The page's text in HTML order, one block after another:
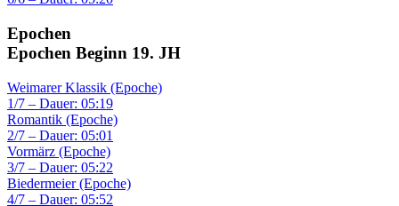
Epochen
Epochen Beginn 19. JH
Weimarer Klassik (Epoche)
1/7 – Dauer: 05:19
Romantik (Epoche)
2/7 – Dauer: 05:01
Vormärz (Epoche)
3/7 – Dauer: 05:22
Biedermeier (Epoche)
4/7 – Dauer: 05:52